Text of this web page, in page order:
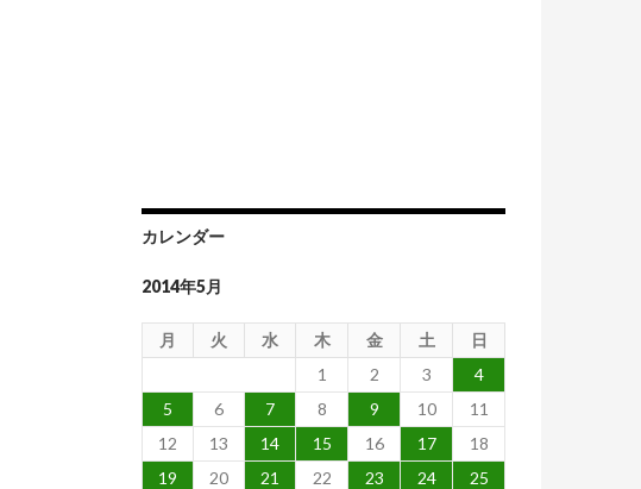
カレンダー
2014年5月
月 火 水 木 金 土
日
1
2 3
4
5
6 7 8 9 10
11
12
13 14 15 16 17
18
19
20 21 22 23 24
25